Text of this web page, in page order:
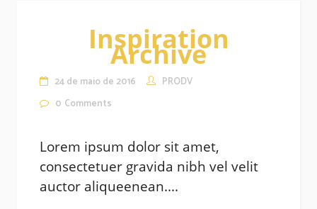
Inspiration
Archive
24 de maio de 2016
PRODV
0 Comments
Lorem ipsum dolor sit amet,
consectetuer gravida nibh vel velit
auctor aliqueenean....